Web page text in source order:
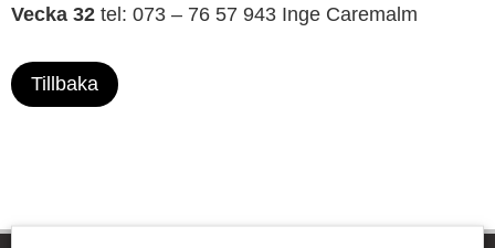
Vecka 32 tel: 073 – 76 57 943 Inge Caremalm
Tillbaka